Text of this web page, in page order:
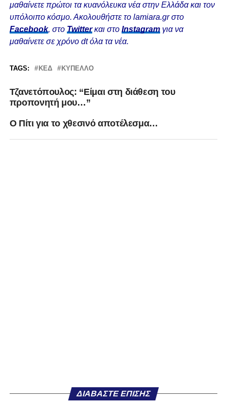
μαθαίνετε πρώτοι τα κυανόλευκα νέα στην Ελλάδα και τον
υπόλοιπο κόσμο. Ακολουθήστε το lamiara.gr στο
Facebook, στο Twitterκαι στο Instagram για να
μαθαίνετε σε χρόνο dt όλα τα νέα.
TAGS: ΚΕΔ ΚΎΠΕΛΛΟ
Τζανετόπουλος: “Είμαι στη διάθεση του
προπονητή μου…”
Ο Πίτι για το χθεσινό αποτέλεσμα…
ΔΙΑΒΆΣΤΕ ΕΠΊΣΗΣ